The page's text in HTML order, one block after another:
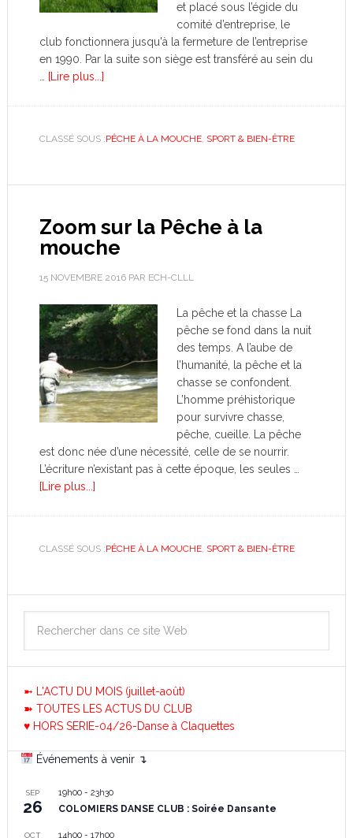
et placé sous l’égide du
comité d’entreprise, le
club fonctionnera jusqu'à la fermeture de l’entreprise
en 1990. Par la suite son siège est transféré au sein du
[Lire plus...]
CLASSÉ SOUS :PÊCHE À LA MOUCHE, SPORT & BIEN-ÊTRE
Zoom sur la Pêche à la
mouche
15 NOVEMBRE 2016PAR ECH-CLLL
La pêche et la chasse La
pêche se fond dans la nuit
des temps. A l’aube de
l’humanité, la pêche et la
chasse se confondent.
L’homme préhistorique
pour survivre chasse,
pêche, cueille. La pêche
est donc née d’une nécessité, celle de se nourrir.
L’écriture n’existant pas à cette époque, les seules …
[Lire plus...]
CLASSÉ SOUS :PÊCHE À LA MOUCHE, SPORT & BIEN-ÊTRE
➼ L'ACTU DU MOIS (juillet-août)
➽ TOUTES LES ACTUS DU CLUB
♥ HORS SERIE-04/26-Danse à Claquettes
Événements à venir ↴
SEP
26
19h00- 23h30
COLOMIERS DANSE CLUB : Soirée Dansante
OCT 14h00- 17h00